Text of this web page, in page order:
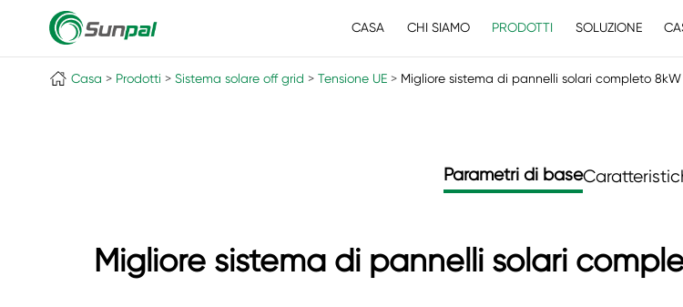
CASA CHI SIAMO PRODOTTI SOLUZIONE
Casa Prodotti Sistema solare off grid Tensione UE Migliore sistema di pannelli solari completo
Parametri di base
Migliore sistema di pannelli solari